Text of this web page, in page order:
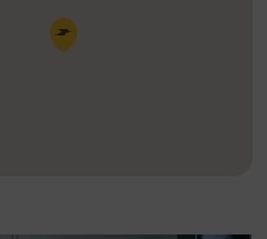
Pin de la carte